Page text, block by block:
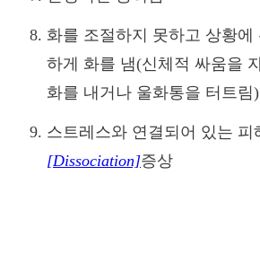
화를 조절하지 못하고 상황에
하게 화를 냄(신체적 싸움을
화를 내거나 울화통을 터트림)
스트레스와 연결되어 있는 피
[Dissociation]증상